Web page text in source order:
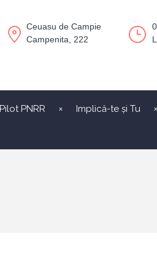
Ceuasu de Campie
Campenita, 222
PNRR Implică-te și Tu